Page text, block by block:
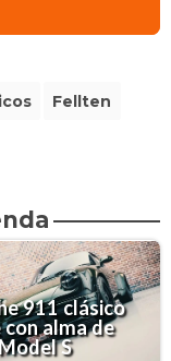
Fellten
911 clásico
alma de
S